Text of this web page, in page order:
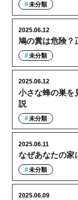
未分類
鳩の糞は危険？
2025.06.12
未分類
小さな蜂の巣を
説
2025.06.12
未分類
なぜあなたの家
2025.06.11
未分類
2025.06.09